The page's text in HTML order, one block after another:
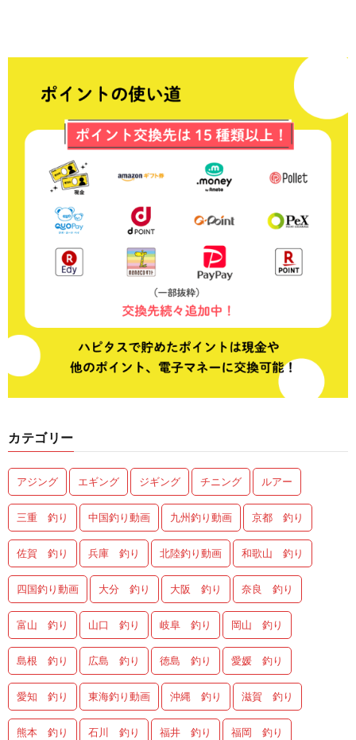
カテゴリー
アジング エギング ジギング チニング ルアー
三重 釣り 中国釣り動画 九州釣り動画 京都 釣り
佐賀 釣り 兵庫 釣り 北陸釣り動画 和歌山 釣り
四国釣り動画 大分 釣り 大阪 釣り 奈良 釣り
富山 釣り 山口 釣り 岐阜 釣り 岡山 釣り
島根 釣り 広島 釣り 徳島 釣り 愛媛 釣り
愛知 釣り 東海釣り動画 沖縄 釣り 滋賀 釣り
熊本 釣り 石川 釣り 福井 釣り 福岡 釣り